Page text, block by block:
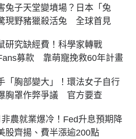
兔子天堂變墳場？日本「兔
現野豬獵殺活兔 全球首見
研究缺經費！科學家轉戰
募款 靠萌寵挽救60年計畫
「胸部變大」！環法女子自行
胸罩作弊爭議 官方要查
農就業爆冷！Fed升息預期降
齊揚、費半漲逾200點